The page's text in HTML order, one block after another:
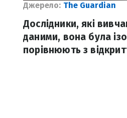
Джерело: The Guardian
Дослідники, які
даними, вона була
порівнюють з